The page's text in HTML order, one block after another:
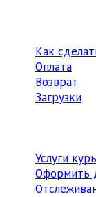
Как
Оплата
Возврат
Загрузки
Услуги
Оформить